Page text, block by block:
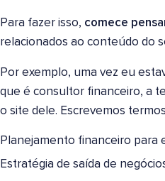
Para fazer isso, comece
relacionados ao conteúdo do
Por exemplo, uma vez eu
que é consultor financeiro, a
o site dele. Escrevemos
Planejamento financeiro para
Estratégia de saída de